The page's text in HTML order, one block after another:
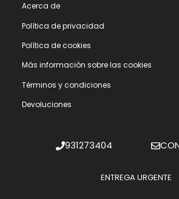
Acerca de
Polí­tica de privacidad
Polí­tica de cookies
Más información sobre las cookies
Términos y condiciones
Devoluciones
931273404
ENTREGA URGENTE